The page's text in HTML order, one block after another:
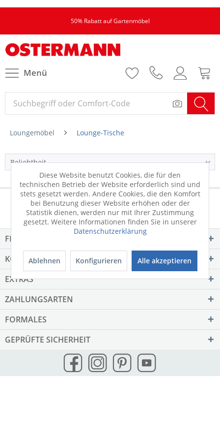
50% Rabatt auf Gartenmöbel
Menü
Loungemöbel Lounge-Tische
FILIALEN
KONTAKT
EXTRAS
ZAHLUNGSARTEN
FORMALES
GEPRÜFTE SICHERHEIT
Diese Website benutzt Cookies, die für den
technischen Betrieb der Website erforderlich sind und
stets gesetzt werden. Andere Cookies, die den Komfort
bei Benutzung dieser Website erhöhen oder der
Statistik dienen, werden nur mit Ihrer Zustimmung
gesetzt. Weitere Informationen finden Sie in unserer
Datenschutzerklärung
Ablehnen Konfigurieren Alle akzeptieren